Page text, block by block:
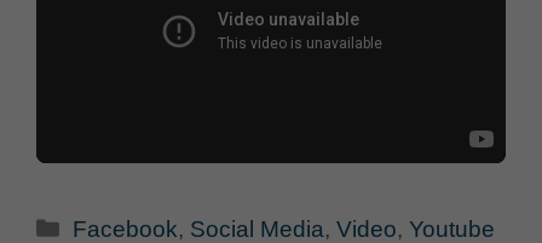
Categorie
Facebook, Social Media,Video,Youtube